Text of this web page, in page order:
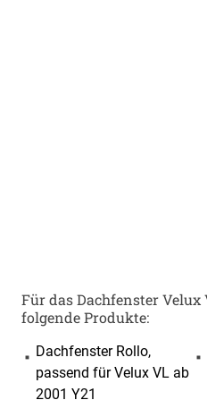
Für das Dachfenster
folgende Produkte:
Dachfenster Rollo,
passend für Velux VL ab
2001 Y21